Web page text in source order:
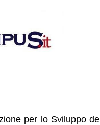
per lo Sviluppo